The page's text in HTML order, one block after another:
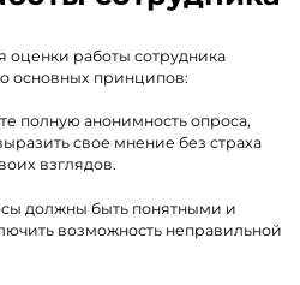
работы сотрудника
основных принципов:
полную анонимность опроса,
свое мнение без страха
взглядов.
должны быть понятными и
возможность неправильной